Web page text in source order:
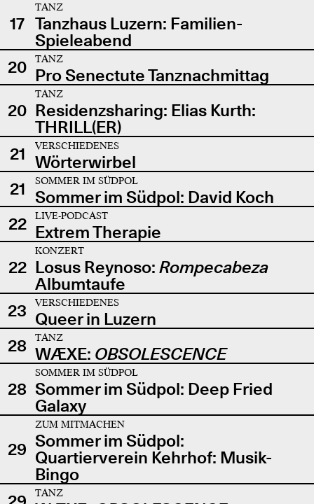
17
TANZ
Tanzhaus Luzern: Familien-
Spieleabend
20
TANZ
Pro Senectute Tanznachmittag
20
TANZ
Residenzsharing: Elias Kurth:
THRILL(ER)
21
VERSCHIEDENES
Wörterwirbel
21
SOMMER IM SÜDPOL
Sommer im Südpol: David Koch
22
LIVE-PODCAST
Extrem Therapie
22
KONZERT
Losus Reynoso: Rompecabeza
Albumtaufe
23
VERSCHIEDENES
Queer in Luzern
28
TANZ
WÆXE: OBSOLESCENCE
28
SOMMER IM SÜDPOL
Sommer im Südpol: Deep Fried
Galaxy
29
ZUM MITMACHEN
Sommer im Südpol:
Quartierverein Kehrhof: Musik-
Bingo
TANZ